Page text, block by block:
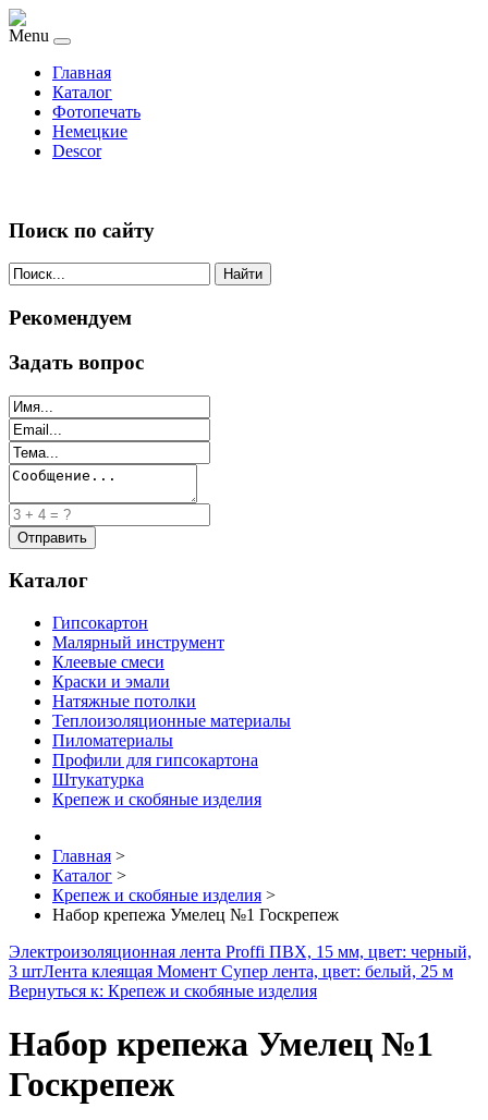
Menu
Главная
Каталог
Фотопечать
Немецкие
Descor
Поиск по сайту
Найти
Рекомендуем
Задать вопрос
Каталог
Гипсокартон
Малярный инструмент
Клеевые смеси
Краски и эмали
Натяжные потолки
Теплоизоляционные материалы
Пиломатериалы
Профили для гипсокартона
Штукатурка
Крепеж и скобяные изделия
Главная >
Каталог >
Крепеж и скобяные изделия >
Набор крепежа Умелец №1 Госкрепеж
Электроизоляционная лента Proffi ПВХ, 15 мм, цвет: черный,
3 штЛента клеящая Момент Супер лента, цвет: белый, 25 м
Вернуться к: Крепеж и скобяные изделия
Набор крепежа Умелец №1
Госкрепеж